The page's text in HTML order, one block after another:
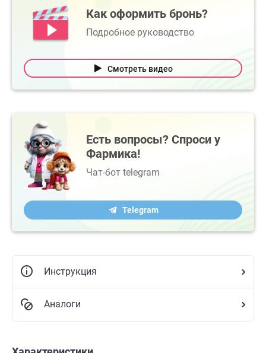
Как оформить бронь?
Подробное руководство
Смотреть видео
Есть вопросы? Спроси у
Фармика!
Чат-бот telegram
Telegram
Инструкция
Аналоги